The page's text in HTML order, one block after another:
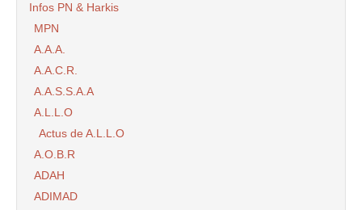
Infos PN & Harkis
MPN
A.A.A.
A.A.C.R.
A.A.S.S.A.A
A.L.L.O
Actus de A.L.L.O
A.O.B.R
ADAH
ADIMAD